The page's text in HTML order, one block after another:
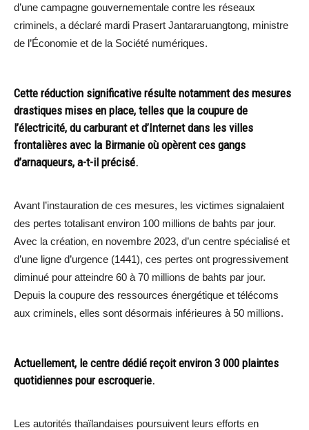
d’une campagne gouvernementale contre les réseaux
criminels, a déclaré mardi Prasert Jantararuangtong, ministre
de l’Économie et de la Société numériques.
Cette réduction significative résulte notamment des mesures
drastiques mises en place, telles que la coupure de
l’électricité, du carburant et d’Internet dans les villes
frontalières avec la Birmanie où opèrent ces gangs
d’arnaqueurs, a-t-il précisé.
Avant l’instauration de ces mesures, les victimes signalaient
des pertes totalisant environ 100 millions de bahts par jour.
Avec la création, en novembre 2023, d’un centre spécialisé et
d’une ligne d’urgence (1441), ces pertes ont progressivement
diminué pour atteindre 60 à 70 millions de bahts par jour.
Depuis la coupure des ressources énergétique et télécoms
aux criminels, elles sont désormais inférieures à 50 millions.
Actuellement, le centre dédié reçoit environ 3 000 plaintes
quotidiennes pour escroquerie.
Les autorités thaïlandaises poursuivent leurs efforts en